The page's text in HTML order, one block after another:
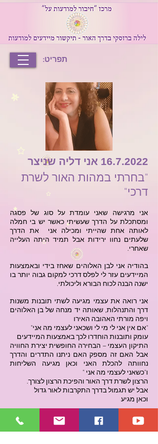
תפריט:
16.7.2022 אני דליה שניצר
"בחרתי במהות האור לשרת
דרכי"
אני מרגישה שאני עומדת על סוג של פסגה
ומסתכלת על הדרך שעשיתי כאשר יש בי חמלה
לאותה אחת שהייתי ומכילה אני את הדרך
שלעתים נחוו ירידות אבל תמיד היתה העלייה
שאחרי.
בהודיה אני לבן האלוהים שאחז בידי ובאמצעות
המיידעים עזר לי לפלס דרכי למקום גבוה יותר בו
ישנה הבנה לכוח הבורא וליכולתי.
אני רואה את עצמי מגיעה לשתי תובנות משנות
דרך והתנהלות, שאותה יד מנחה של בן האלוהים
ויפה מורתי האהובה האירו
"אם אין אני לי מי לי ושכאני לעצמי מה אני"
עומק ותובנות הוחדרו לכך באמצעות המיידעים
התיקון העצמי – הבחירה החופשית יצירת החוויה
אבל האם זה מספק האם ניתנו התדרים והדרך
נחוותה להכלת האני וכאן מגיעה השליחות
ו"כשאני לעצמי מה אני "
הרצון לשרת דרך האור והפיכת הרצון לצורך.
אבל יש תגמול בדרך התקרבות לאור גדול
וכאן מגיע
"אשרי המלאכים המתבוננים לעד באהבה
לתפארת אין קץ"